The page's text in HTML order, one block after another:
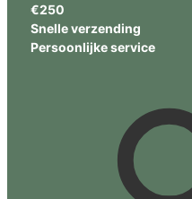
€250
Snelle verzending
Persoonlijke service